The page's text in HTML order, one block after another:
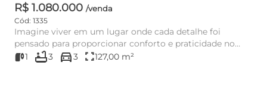
R$ 1.080.000 /venda
Cód: 1335
Imagine viver em um lugar onde cada detalhe foi
pensado para proporcionar conforto e praticidade no
coração de Santo An...
1 bathtub3 directions_car3 fullscreen127,00 m²